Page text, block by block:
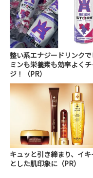
整い系エナジードリンクで
ミンも栄養素も効率よく
ジ！（PR）
キュッと引き締まり、イキ
とした肌印象に（PR）